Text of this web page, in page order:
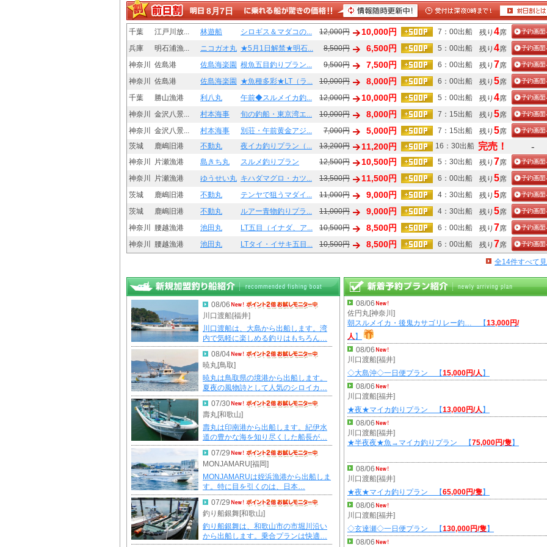
8月7日
千葉 江戸川放... 林遊船 シロギス＆マダコの... 12,000円 10,000円 7：00出船 残り 4席
兵庫
明石浦漁... ニコガオ丸 ★5月1日解禁★明石... 8,500円 6,500円 5：00出船 残り 4席
神奈川
佐島港 佐島海楽園 根魚五目釣りプラン... 9,500円 7,500円 6：00出船 残り 7席
神奈川
佐島港 佐島海楽園 ★魚種多彩★LT（ラ... 10,000円 8,000円 6：00出船 残り 5席
千葉
勝山漁港 利八丸 午前◆スルメイカ釣... 12,000円 10,000円 5：00出船 残り 4席
神奈川
金沢八景... 村本海事 旬の釣船・東京湾エ... 10,000円 8,000円 7：15出船 残り 5席
神奈川
金沢八景... 村本海事 別荘・午前黄金アジ... 7,000円 5,000円 7：15出船 残り 5席
茨城
鹿嶋旧港 不動丸 夜イカ釣りプラン（... 13,200円 11,200円 16：30出船 完売！ -
神奈川 片瀬漁港 島きち丸 スルメ釣りプラン 12,500円 10,500円 5：30出船 残り 7席
神奈川
片瀬漁港 ゆうせい丸 キハダマグロ・カツ... 13,500円 11,500円 6：00出船 残り 5席
茨城
鹿嶋旧港 不動丸 テンヤで狙うマダイ... 11,000円 9,000円 4：30出船 残り 5席
茨城
鹿嶋旧港 不動丸 ルアー青物釣りプラ... 11,000円 9,000円 4：30出船 残り 5席
神奈川
腰越漁港 池田丸 LT五目（イナダ、ア... 10,500円 8,500円 6：00出船 残り 7席
神奈川
腰越漁港 池田丸 LTタイ・イサキ五目... 10,500円 8,500円 6：00出船 残り 7席
全14件すべて
08/06
川口渡船[福井]
川口渡船は、大島から出船します。湾
内で気軽に楽しめる釣りはもちろん…
08/04
暁丸[鳥取]
暁丸は鳥取県の境港から出船します。
夏夜の風物詩として人気のシロイカ…
07/30
壽丸[和歌山]
壽丸は印南港から出船します。紀伊水
道の豊かな海を知り尽くした船長が…
07/29
MONJAMARU[福岡]
MONJAMARUは姪浜漁港から出船しま
す。特に目を引くのは、日本…
07/29
釣り船銀舞[和歌山]
釣り船銀舞は、和歌山市の市堀川沿い
から出船します。乗合プランは快適…
08/06
佐円丸[神奈川]
朝スルメイカ・後鬼カサゴリレー釣… 【13,000円/
人 】
08/06
川口渡船[福井]
◇大島沖◇一日便プラン 【15,000円/人 】
08/06
川口渡船[福井]
★夜★マイカ釣りプラン 【13,000円/人 】
08/06
川口渡船[福井]
★半夜夜★魚→マイカ釣りプラン 【75,000円/隻】
08/06
川口渡船[福井]
★夜★マイカ釣りプラン 【65,000円/隻】
08/06
川口渡船[福井]
◇玄達瀬◇一日便プラン 【130,000円/隻】
08/06